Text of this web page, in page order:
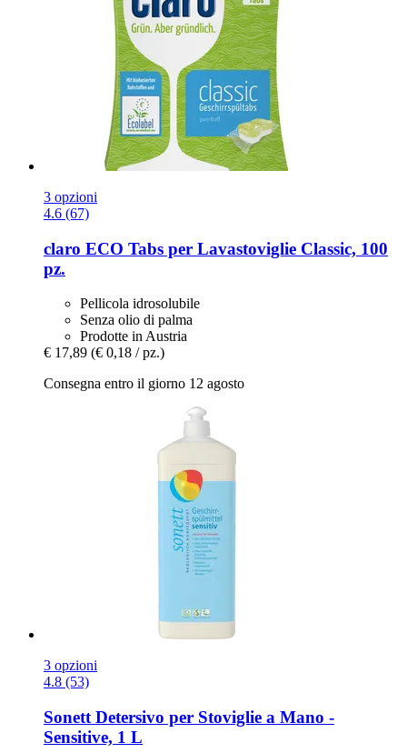
3 opzioni
4.6 (67)
claro ECO Tabs per Lavastoviglie Classic, 100
pz.
Pellicola idrosolubile
Senza olio di palma
Prodotte in Austria
€ 17,89 (€ 0,18 / pz.)
Consegna entro il giorno 12 agosto
3 opzioni
4.8 (53)
Sonett Detersivo per Stoviglie a Mano -​
Sensitive, 1 L